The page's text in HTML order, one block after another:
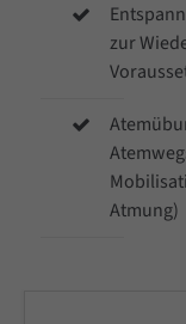
ridiculus
zur
Atmung)